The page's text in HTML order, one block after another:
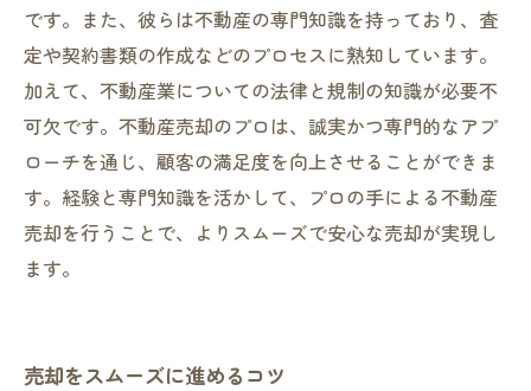
です。また、彼らは不動産の専門知識を持っており、査
定や契約書類の作成などのプロセスに熟知しています。
加えて、不動産業についての法律と規制の知識が必要不
可欠です。不動産売却のプロは、誠実かつ専門的なアプ
ローチを通じ、顧客の満足度を向上させることができま
す。経験と専門知識を活かして、プロの手による不動産
売却を行うことで、よりスムーズで安心な売却が実現し
ます。
売却をスムーズに進めるコツ